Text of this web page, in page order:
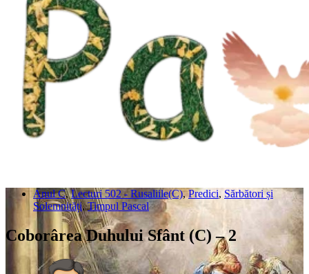
Anul C,Lecturi 502 - Rusaliile(C),Predici, Sărbători și
Solemnități,Timpul Pascal
Coborârea Duhului Sfânt (C) – 2